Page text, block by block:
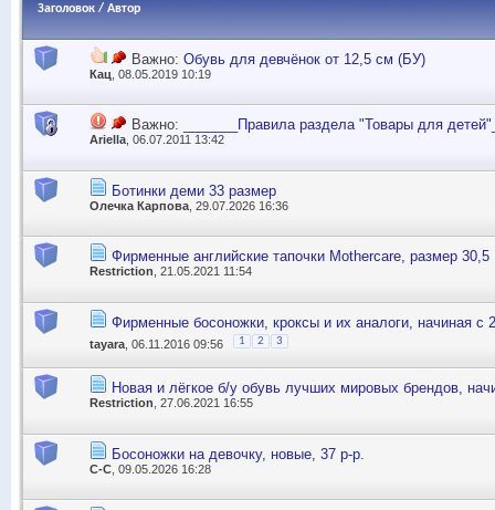
Заголовок / Автор
Важно: Обувь для девчёнок от 12,5 см (БУ)
Кац , 08.05.2019 10:19
Важно: _______Правила раздела "Товары для
Ariella, 06.07.2011 13:42
Ботинки деми 33 размер
Олечка Карпова , 29.07.2026 16:36
Фирменные английские тапочки Mothercare, размер 30,5
Restriction, 21.05.2021 11:54
Фирменные босоножки, кроксы и их аналоги, начиная с
tayara , 06.11.2016 09:56 1 2 3
Новая и лёгкое б/у обувь лучших мировых брендов,
Restriction , 27.06.2021 16:55
Босоножки на девочку, новые, 37 р-р.
С-С , 09.05.2026 16:28